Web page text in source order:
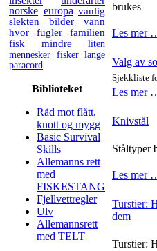
norske europa vanlig
slekten
bilder
vann
hvor
fugler
familien
fisk
mindre
liten
mennesker fisker lange
paracord
Biblioteket
Råd mot flått,
knott og mygg
Basic Survival
Skills
Allemanns rett
med
FISKESTANG
Fjellvettregler
Ulv
Allemannsrett
med TELT
brukes
Les mer
Valg av
Sjekkliste
Les mer
Knivstål
Ståltyper
Les mer
Turstier:
dem
Turstier: